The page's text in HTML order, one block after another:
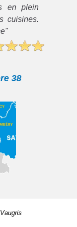
en plein
cuisines.
38